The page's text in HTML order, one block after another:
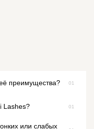
преимущества? 01
Lashes? 01
или слабых